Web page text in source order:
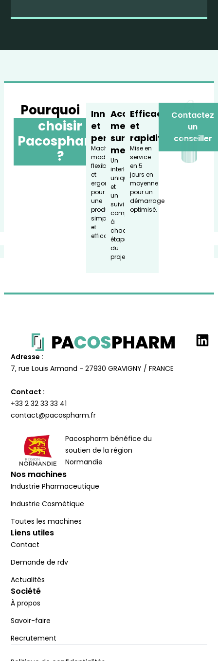
Pourquoi
choisir
Pacospharm
?
Innovation
et
performance
Machines
modulaires,
flexibles
et
ergonomiques
pour
une
production
simple
et
efficace.
Accompagne
ment
sur
mesure
Un
interlocuteur
unique
et
un
suivi
complet
à
chaque
étape
du
projet.
Efficacité
et
rapidité
Mise en
service
en 5
jours en
moyenne
pour un
démarrage
optimisé.
Contactez
un
conseiller
Adresse :
7, rue Louis Armand - 27930 GRAVIGNY / FRANCE
Contact :
+33 2 32 33 33 41
contact@pacospharm.fr
Pacospharm bénéfice du
soutien de la région
Normandie
Nos machines
Industrie Pharmaceutique
Industrie Cosmétique
Toutes les machines
Liens utiles
Contact
Demande de rdv
Actualités
Société
À propos
Savoir-faire
Recrutement